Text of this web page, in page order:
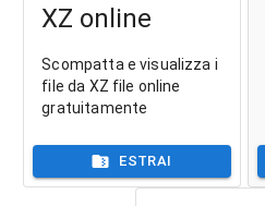
XZ online
Scompatta e visualizza i
file da XZ file online
gratuitamente
ESTRAI